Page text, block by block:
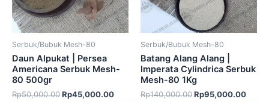
Serbuk/Bubuk Mesh-80
Daun Alpukat | Persea
Americana Serbuk Mesh-
80 500gr
Rp50,000.00Rp45,000.00
Serbuk/Bubuk Mesh-80
Batang Alang Alang |
Imperata Cylindrica Serbuk
Mesh-80 1Kg
Rp140,000.00Rp95,000.00